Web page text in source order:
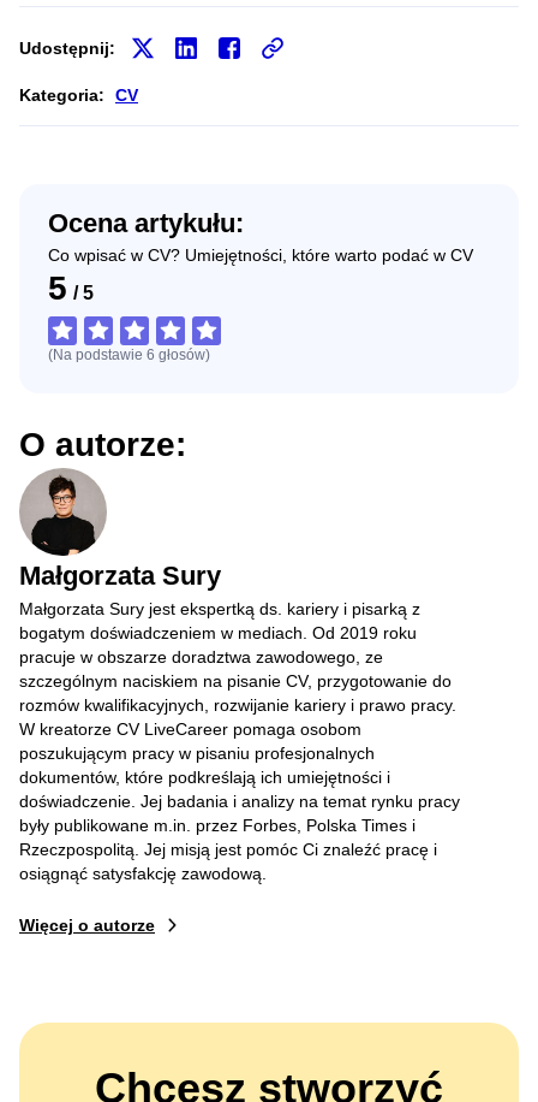
Udostępnij:
Kategoria: CV
Ocena artykułu:
Co wpisać w CV? Umiejętności, które warto podać w CV
5 / 5
(Na podstawie 6 głosów)
O autorze:
Małgorzata Sury
Małgorzata Sury jest ekspertką ds. kariery i pisarką z
bogatym doświadczeniem w mediach. Od 2019 roku
pracuje w obszarze doradztwa zawodowego, ze
szczególnym naciskiem na pisanie CV, przygotowanie do
rozmów kwalifikacyjnych, rozwijanie kariery i prawo pracy.
W kreatorze CV LiveCareer pomaga osobom
poszukującym pracy w pisaniu profesjonalnych
dokumentów, które podkreślają ich umiejętności i
doświadczenie. Jej badania i analizy na temat rynku pracy
były publikowane m.in. przez Forbes, Polska Times i
Rzeczpospolitą. Jej misją jest pomóc Ci znaleźć pracę i
osiągnąć satysfakcję zawodową.
Więcej o autorze
Chcesz stworzyć